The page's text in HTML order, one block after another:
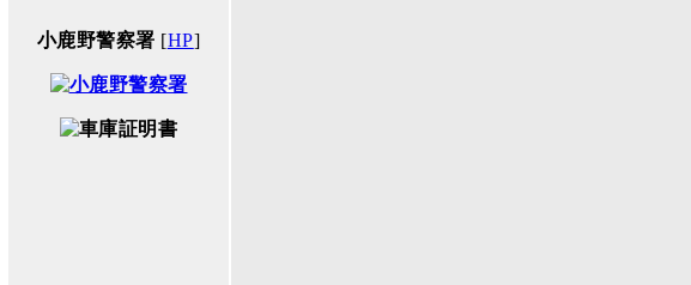
小鹿野警察署 [HP]